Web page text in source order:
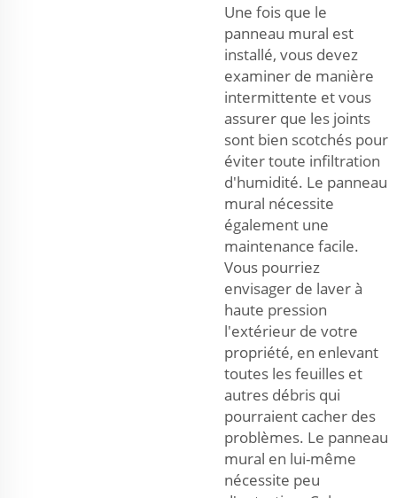
Une fois que le
panneau mural est
installé, vous devez
examiner de manière
intermittente et vous
assurer que les joints
sont bien scotchés pour
éviter toute infiltration
d'humidité. Le panneau
mural nécessite
également une
maintenance facile.
Vous pourriez
envisager de laver à
haute pression
l'extérieur de votre
propriété, en enlevant
toutes les feuilles et
autres débris qui
pourraient cacher des
problèmes. Le panneau
mural en lui-même
nécessite peu